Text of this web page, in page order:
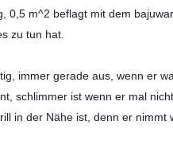
0,5 m^2 beflagt mit dem
immer gerade aus, wenn er
schlimmer ist wenn er mal
in der Nähe ist, denn er nimmt